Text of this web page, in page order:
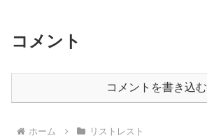
コメント
コメントを書き込む
ホーム リストレスト